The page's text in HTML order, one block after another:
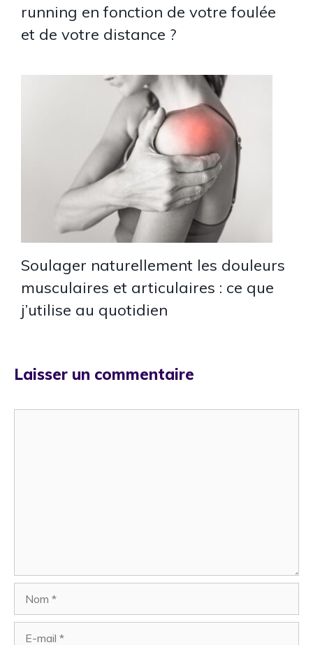
running en fonction de votre foulée
et de votre distance ?
Soulager naturellement les douleurs
musculaires et articulaires : ce que
j’utilise au quotidien
Laisser un commentaire
Nom